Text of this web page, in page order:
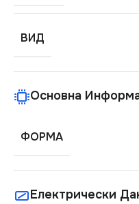
ВИД
Основна
ФОРМА
Електрически